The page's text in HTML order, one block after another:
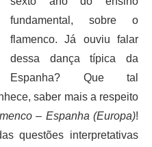
fundamental, sobre o
flamenco. Já ouviu falar
dessa dança típica da
Espanha? Que tal
saber mais a respeito
– Espanha (Europa)!
questões interpretativas